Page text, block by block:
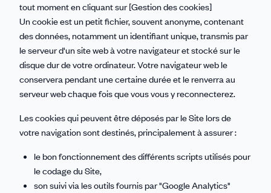
tout moment en cliquant sur [Gestion des cookies]
Un cookie est un petit fichier, souvent anonyme, contenant
des données, notamment un identifiant unique, transmis par
le serveur d'un site web à votre navigateur et stocké sur le
disque dur de votre ordinateur. Votre navigateur web le
conservera pendant une certaine durée et le renverra au
serveur web chaque fois que vous vous y reconnecterez.
Les cookies qui peuvent être déposés par le Site lors de
votre navigation sont destinés, principalement à assurer :
le bon fonctionnement des différents scripts utilisés pour
le codage du Site,
son suivi via les outils fournis par "Google Analytics"